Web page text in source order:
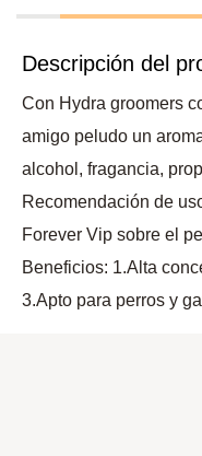
Descripción del
Con Hydra groomers
amigo peludo un
alcohol, fragancia,
Recomendación de
Forever Vip sobre el
Beneficios: 1.Alta
3.Apto para perros y